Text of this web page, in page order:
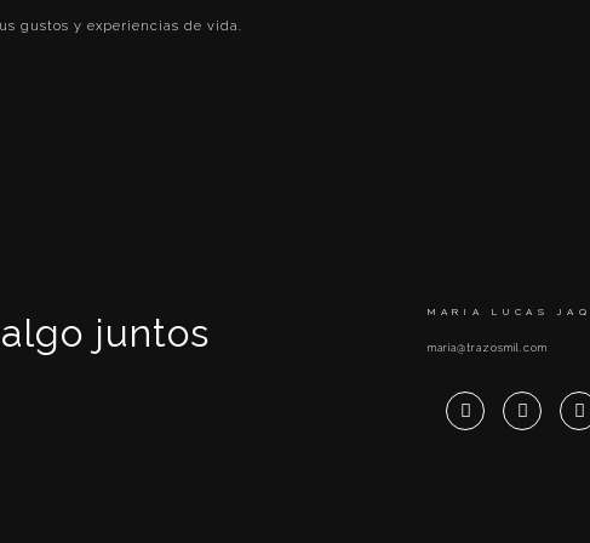
gustos y experiencias de vida.
juntos MARIA LUCAS
maria@trazosmil.com